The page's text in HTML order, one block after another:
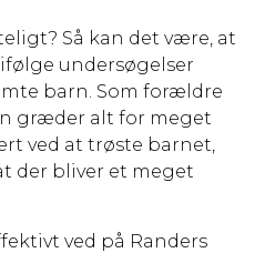
Så kan det være, at
undersøgelser
barn. Som forældre
græder alt for meget
ved at trøste barnet,
der bliver et meget
ved på Randers